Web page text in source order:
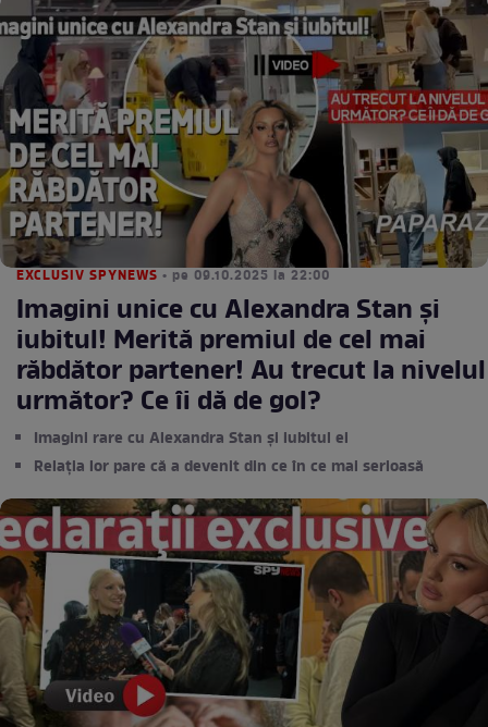
EXCLUSIV SPYNEWS • pe 09.10.2025 la 22:00
Imagini unice cu Alexandra Stan şi
iubitul! Merită premiul de cel mai
răbdător partener! Au trecut la nivelul
următor? Ce îi dă de gol?
Imagini rare cu Alexandra Stan și iubitul ei
Relația lor pare că a devenit din ce în ce mai serioasă